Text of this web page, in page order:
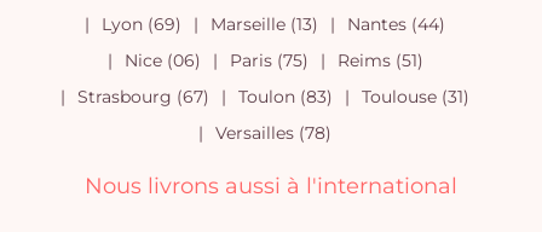
Lyon (69)
Marseille (13)
Nantes (44)
Nice (06)
Paris (75)
Reims (51)
Strasbourg (67)
Toulon (83)
Toulouse (31)
Versailles (78)
Nous livrons aussi à l'international